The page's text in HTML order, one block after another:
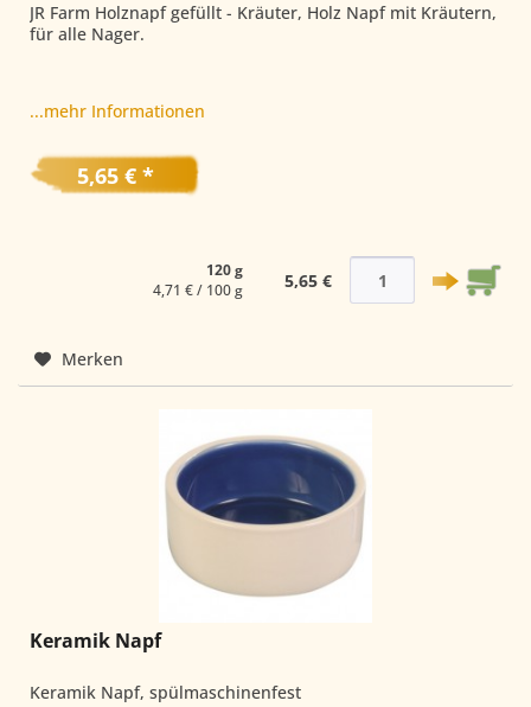
JR Farm Holznapf gefüllt - Kräuter, Holz Napf mit Kräutern,
für alle Nager.
...mehr Informationen
5,65 € *
120 g
4,71 € / 100 g
5,65 €
Merken
Keramik Napf
Keramik Napf, spülmaschinenfest